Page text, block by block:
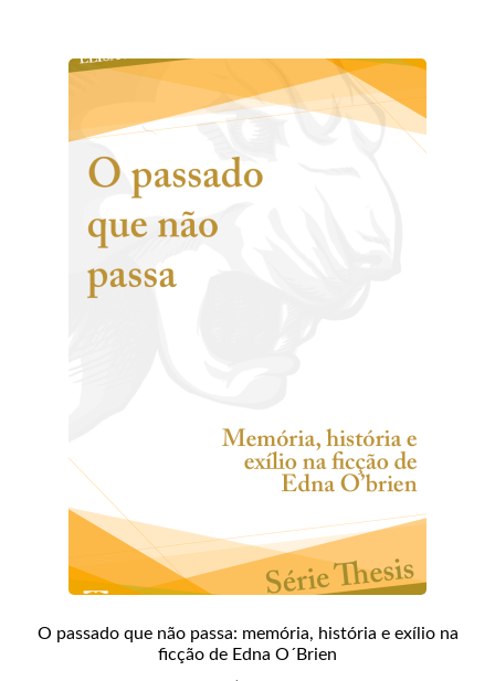
O passado que não passa: memória, história e exílio na
ficção de Edna O´Brien